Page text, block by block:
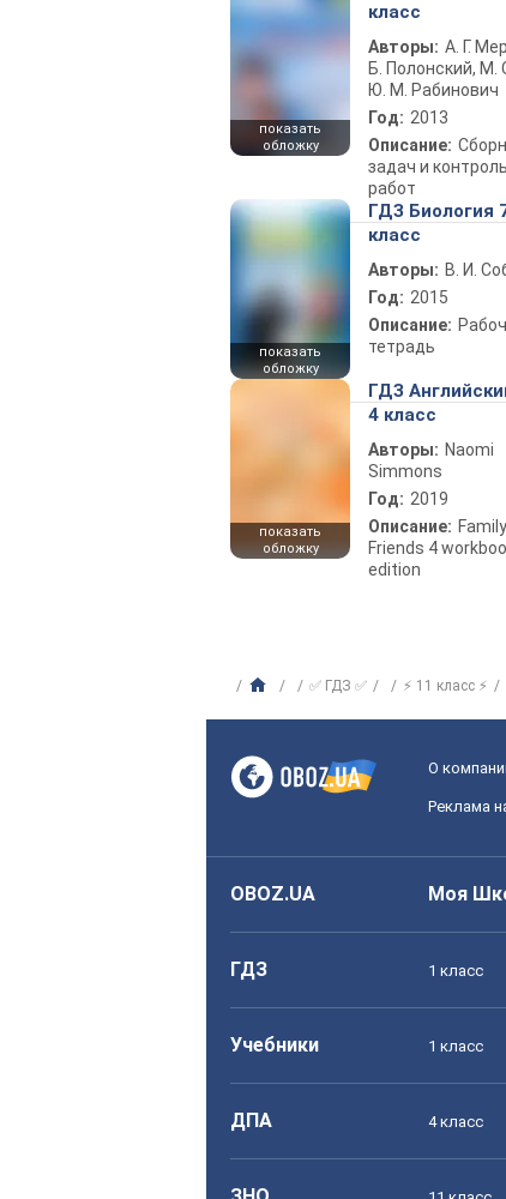
показать
обложку
класс
Авторы: А. Г.
Б. Полонский, М.
Ю. М. Рабинович
Год: 2013
Описание:
задач и
работ
показать
обложку
ГДЗ Биология
класс
Авторы: В. И.
Год: 2015
Описание:
тетрадь
показать
обложку
ГДЗ
4 класс
Авторы: Naomi
Simmons
Год: 2019
Описание:
Friends 4
edition
✅ ГДЗ ✅ ⚡ 11 класс ⚡
О
Реклама
OBOZ.UA Моя
ГДЗ 1 класс
Учебники 1 класс
ДПА 4 класс